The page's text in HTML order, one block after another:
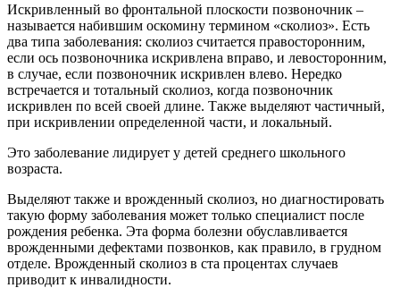
Искривленный во фронтальной плоскости позвоночник –
называется набившим оскомину термином «сколиоз». Есть
два типа заболевания: сколиоз считается правосторонним,
если ось позвоночника искривлена вправо, и левосторонним,
в случае, если позвоночник искривлен влево. Нередко
встречается и тотальный сколиоз, когда позвоночник
искривлен по всей своей длине. Также выделяют частичный,
при искривлении определенной части, и локальный.
Это заболевание лидирует у детей среднего школьного
возраста.
Выделяют также и врожденный сколиоз, но диагностировать
такую форму заболевания может только специалист после
рождения ребенка. Эта форма болезни обуславливается
врожденными дефектами позвонков, как правило, в грудном
отделе. Врожденный сколиоз в ста процентах случаев
приводит к инвалидности.